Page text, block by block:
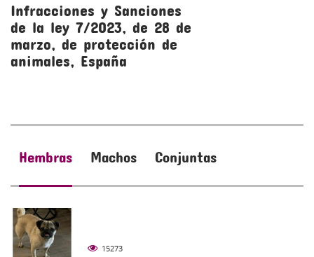
Infracciones y Sanciones
de la ley 7/2023, de 28 de
marzo, de protección de
animales, España
Hembras Machos Conjuntas
15273